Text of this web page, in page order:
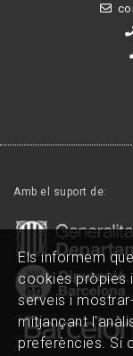
Amb el suport de:
Els informem
cookies pròpies
serveis i
mitjançant
preferències. Si